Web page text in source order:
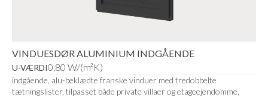
VINDUESDØR ALUMINIUM INDGÅENDE
U-VÆRDI0.80 W/(m²K)
indgående, alu-beklædte franske vinduer med tredobbelte
tætningslister, tilpasset både private villaer og etageejendomme,